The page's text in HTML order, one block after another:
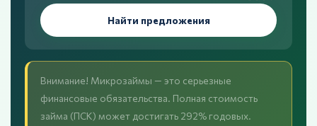
Найти предложения
Внимание! Микрозаймы — это серьезные
финансовые обязательства. Полная стоимость
займа (ПСК) может достигать 292% годовых.